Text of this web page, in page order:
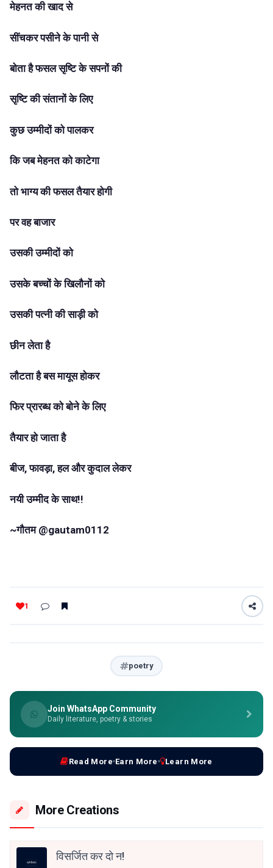
मेहनत की खाद से
सींचकर पसीने के पानी से
बोता है फसल सृष्टि के सपनों की
सृष्टि की संतानों के लिए
कुछ उम्मीदों को पालकर
कि जब मेहनत को काटेगा
तो भाग्य की फसल तैयार होगी
पर वह बाजार
उसकी उम्मीदों को
उसके बच्चों के खिलौनों को
उसकी पत्नी की साड़ी को
छीन लेता है
लौटता है बस मायूस होकर
फिर प्रारब्ध को बोने के लिए
तैयार हो जाता है
बीज, फावड़ा, हल और कुदाल लेकर
नयी उम्मीद के साथ!!
~गौतम @gautam0112
1
poetry
Join WhatsApp Community
Daily literature, poetry & stories
Read More Earn More Learn More
More Creations
विसर्जित कर दो न!